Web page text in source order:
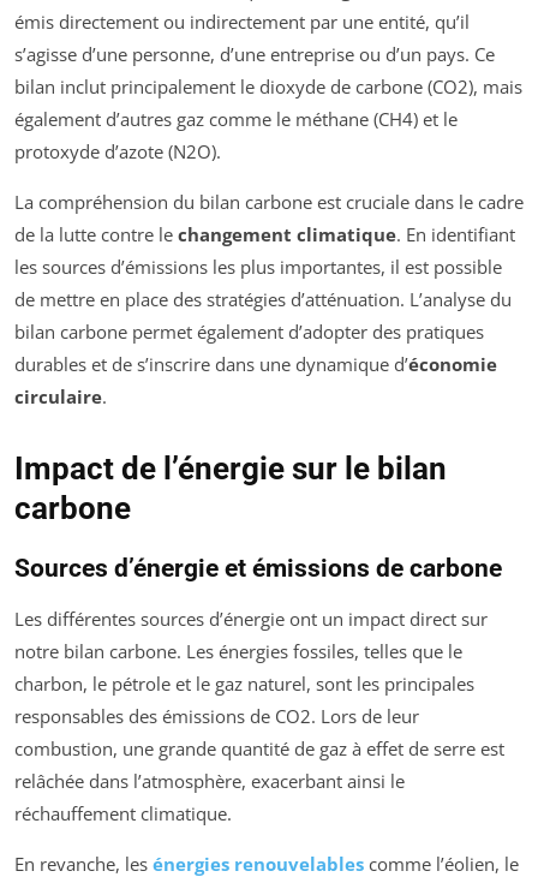
émis directement ou indirectement par une entité, qu’il
s’agisse d’une personne, d’une entreprise ou d’un pays. Ce
bilan inclut principalement le dioxyde de carbone (CO2), mais
également d’autres gaz comme le méthane (CH4) et le
protoxyde d’azote (N2O).
La compréhension du bilan carbone est cruciale dans le cadre
de la lutte contre le changement climatique. En identifiant
les sources d’émissions les plus importantes, il est possible
de mettre en place des stratégies d’atténuation. L’analyse du
bilan carbone permet également d’adopter des pratiques
durables et de s’inscrire dans une dynamique d’économie
circulaire.
Impact de l’énergie sur le bilan
carbone
Sources d’énergie et émissions de carbone
Les différentes sources d’énergie ont un impact direct sur
notre bilan carbone. Les énergies fossiles, telles que le
charbon, le pétrole et le gaz naturel, sont les principales
responsables des émissions de CO2. Lors de leur
combustion, une grande quantité de gaz à effet de serre est
relâchée dans l’atmosphère, exacerbant ainsi le
réchauffement climatique.
En revanche, les énergies renouvelables comme l’éolien, le